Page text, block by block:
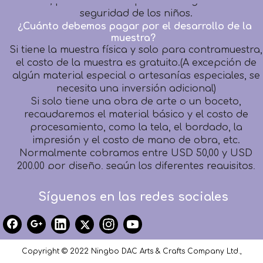
¿Cuánto debemos pagar por el desarrollo de la
muestra?
Si tiene la muestra física y solo para contramuestra,
el costo de la muestra es gratuito.(A excepción de
algún material especial o artesanías especiales, se
necesita una inversión adicional)
Si solo tiene una obra de arte o un boceto,
recaudaremos el material básico y el costo de
procesamiento, como la tela, el bordado, la
impresión y el costo de mano de obra, etc.
Normalmente cobramos entre USD 50,00 y USD
200,00 por diseño, según los diferentes requisitos,
pero todos es reembolsable después de la
a USD 3000,00.
¿Cuánto tiempo debo esperar para recibir mi
primera muestra?
Muestra de contador: dentro de 1 semana
Desarrollo de muestras: dentro de 1 a 2 semanas
Tiempo de entrega: es necesario llamar al
Síguenos en las redes sociales
Copyright © 2022 Ningbo DAC Arts & Crafts Company Ltd.,